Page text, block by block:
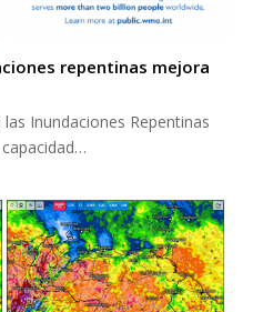
repentinas mejora
Inundaciones Repentinas